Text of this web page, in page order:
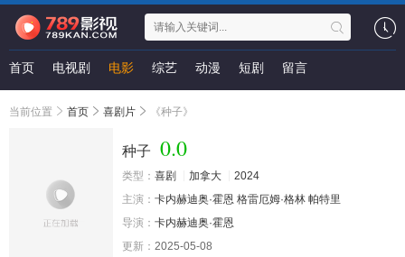
首页 电视剧 电影 综艺 动漫 短剧 留言
当前位置 首页 喜剧片 《种子》
种子 0.0
类型： 喜剧 加拿大
2024
主演： 卡内赫迪奥·霍恩 格雷厄姆·格林 帕特里
导演： 卡内赫迪奥·霍恩
更新： 2025-05-08